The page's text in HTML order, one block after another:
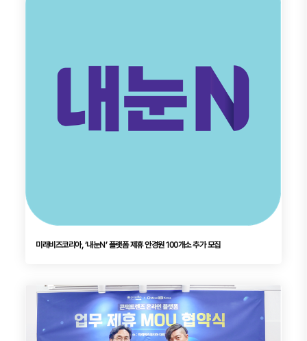
미래비즈코리아, ‘내눈N’ 플랫폼 제휴 안경원 100개소 추가 모집